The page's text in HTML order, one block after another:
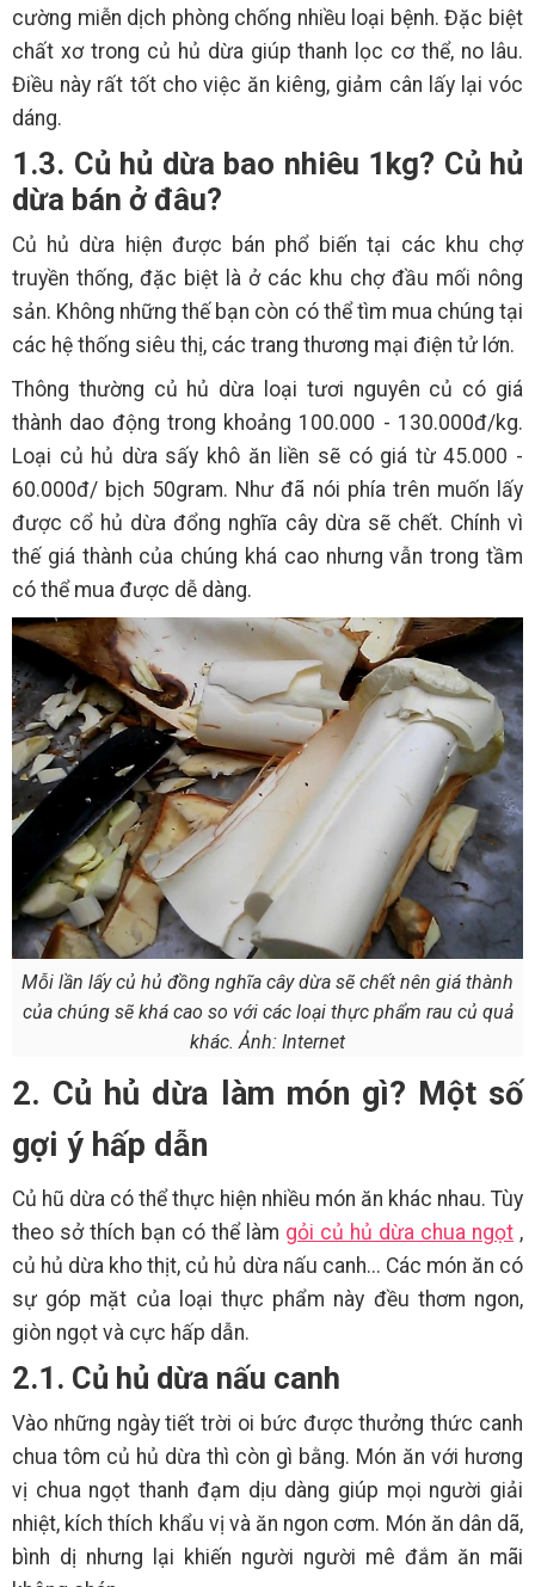
cường miễn dịch phòng chống nhiều loại bệnh. Đặc biệt
chất xơ trong củ hủ dừa giúp thanh lọc cơ thể, no lâu.
Điều này rất tốt cho việc ăn kiêng, giảm cân lấy lại vóc
dáng.
1.3. Củ hủ dừa bao nhiêu 1kg? Củ hủ
dừa bán ở đâu?
Củ hủ dừa hiện được bán phổ biến tại các khu chợ
truyền thống, đặc biệt là ở các khu chợ đầu mối nông
sản. Không những thế bạn còn có thể tìm mua chúng tại
các hệ thống siêu thị, các trang thương mại điện tử lớn.
Thông thường củ hủ dừa loại tươi nguyên củ có giá
thành dao động trong khoảng 100.000 - 130.000đ/kg.
Loại củ hủ dừa sấy khô ăn liền sẽ có giá từ 45.000 -
60.000đ/ bịch 50gram. Như đã nói phía trên muốn lấy
được cổ hủ dừa đổng nghĩa cây dừa sẽ chết. Chính vì
thế giá thành của chúng khá cao nhưng vẫn trong tầm
có thể mua được dễ dàng.
Mỗi lần lấy củ hủ đồng nghĩa cây dừa sẽ chết nên giá thành
của chúng sẽ khá cao so với các loại thực phẩm rau củ quả
khác. Ảnh: Internet
2. Củ hủ dừa làm món gì? Một số
gợi ý hấp dẫn
Củ hũ dừa có thể thực hiện nhiều món ăn khác nhau. Tùy
theo sở thích bạn có thể làm gỏi củ hủ dừa chua ngọt ,
củ hủ dừa kho thịt, củ hủ dừa nấu canh... Các món ăn có
sự góp mặt của loại thực phẩm này đều thơm ngon,
giòn ngọt và cực hấp dẫn.
2.1. Củ hủ dừa nấu canh
Vào những ngày tiết trời oi bức được thưởng thức canh
chua tôm củ hủ dừa thì còn gì bằng. Món ăn với hương
vị chua ngọt thanh đạm dịu dàng giúp mọi người giải
nhiệt, kích thích khẩu vị và ăn ngon cơm. Món ăn dân dã,
bình dị nhưng lại khiến người người mê đắm ăn mãi